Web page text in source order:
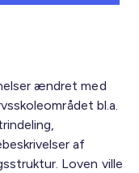
ændret med
bl.a.
af
Loven ville